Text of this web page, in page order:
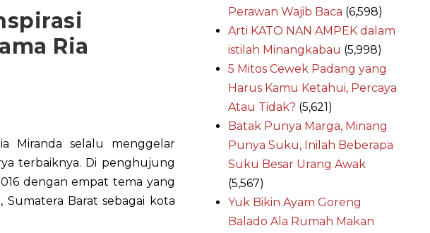
Ria
Miranda selalu menggelar
terbaiknya. Di penghujung
dengan empat tema yang
Sumatera Barat sebagai kota
Perawan Wajib Baca (6,598)
Arti KATO NAN AMPEK dalam
istilah Minangkabau (5,998)
5 Mitos Cewek Padang yang
Harus Kamu Ketahui, Percaya
Atau Tidak? (5,621)
Batak Punya Marga, Minang
Punya Suku, Inilah Beberapa
Suku Besar Urang Awak
(5,567)
Yuk Bikin Ayam Goreng
Balado Ala Rumah Makan